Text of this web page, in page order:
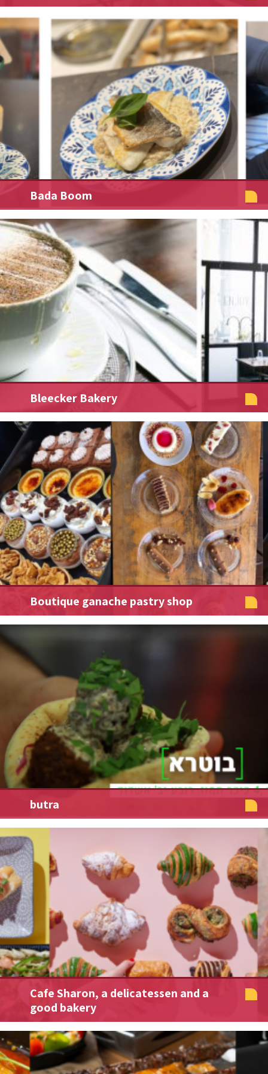
Bada Boom
Bleecker Bakery
Boutique ganache pastry shop
butra
Cafe Sharon, a delicatessen and a
good bakery